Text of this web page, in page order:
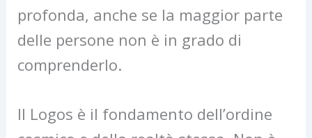
profonda, anche se la maggior parte
delle persone non è in grado di
comprenderlo.
Il Logos è il fondamento dell’ordine